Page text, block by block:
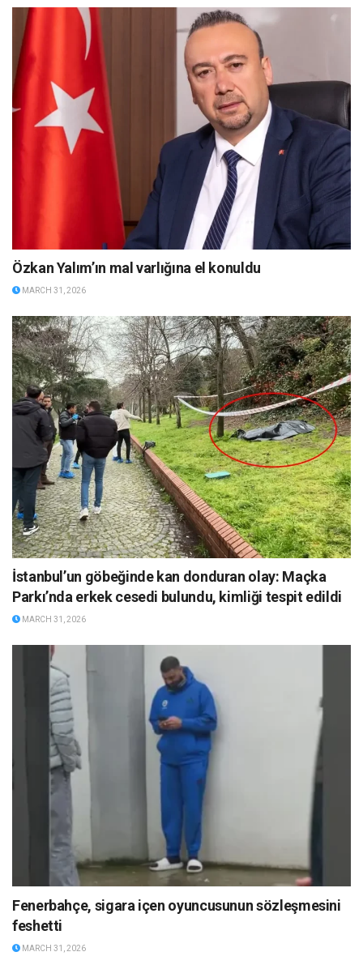
Özkan Yalım’ın mal varlığına el konuldu
MARCH 31, 2026
İstanbul’un göbeğinde kan donduran olay: Maçka
Parkı’nda erkek cesedi bulundu, kimliği tespit edildi
MARCH 31, 2026
Fenerbahçe, sigara içen oyuncusunun sözleşmesini
feshetti
MARCH 31, 2026